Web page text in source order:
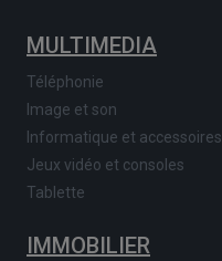
MULTIMEDIA
Téléphonie
Image et son
Informatique et accessoires
Jeux vidéo et consoles
Tablette
IMMOBILIER